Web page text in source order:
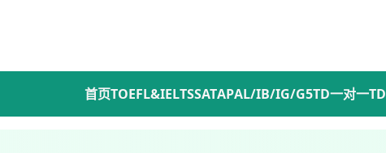
首页TOEFL&IELTSSATAPAL/IB/IG/G5TD一对一